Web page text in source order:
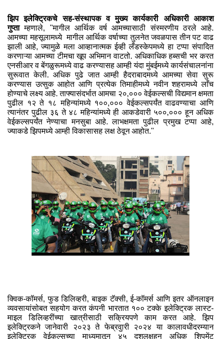
झिप इलेक्ट्रिकचे सह-संस्‍थापक व मुख्‍य कार्यकारी अधिकारी आकाश
गुप्‍ताम्‍हणाले, ''मागील आर्थिक वर्ष आमच्‍यासाठी संस्‍मरणीय ठरले आहे.
आमच्‍या महसूलामध्‍ये मागील आर्थिक वर्षाच्‍या तुलनेत जवळपास तीन पट वाढ
झाली आहे, ज्‍यामुळे मला आव्‍हानात्‍मक ईव्‍ही लँडस्‍केपमध्‍ये हा टप्‍पा संपादित
करणाऱ्या आमच्‍या टीमचा खूप अभिमान वाटतो. अधिकाधिक हब्‍सची भर करत
एनसीआर व बेंगळुरूमध्‍ये वाढ करण्‍यासह आम्‍ही यंदा मुंबईमध्‍ये कार्यसंचालनांना
सुरूवात केली. अधिक पुढे जात आम्‍ही हैदराबादमध्‍ये आमच्‍या सेवा सुरू
करण्‍यास उत्‍सुक आहोत आणि प्रत्‍येक तिमाहीमध्‍ये नवीन शहरामध्‍ये लाँच
होण्‍याचे लक्ष्‍य आहे. ताफ्यासंदर्भात आमचा २०,००० वेईकल्‍सची विद्यमान क्षमता
पुढील १२ ते १८ महिन्‍यांमध्‍ये १००,००० वेईकल्‍सपर्यंत वाढवण्‍याचा आणि
त्‍यानंतर पुढील ३६ ते ४८ महिन्‍यांमध्‍ये ही आकडेवारी ५००,००० हून अधिक
वेईकल्‍सपर्यंत नेण्‍याचा मनसुबा आहे. लाभक्षमता पुढील प्रमुख टप्‍पा आहे,
ज्‍याकडे झिपमध्‍ये आम्‍ही विकासासह लक्ष ठेवून आहोत.''
क्विक-कॉमर्स, फुड डिलिव्‍हरी, बाइक टॅक्‍सी, ई-कॉमर्स आणि इतर ऑनलाइन
व्‍यवसायांसोबत सहयोग करत कंपनी भारतात १०० टक्‍के इलेक्ट्रिक लास्‍ट-
माइल डिलिव्‍हरींच्‍या खात्रीसाठी सक्रियपणे काम करत आहे. झिप
इलेक्ट्रिकने जानेवारी २०२३ ते फेब्रवुारी २०२४ या कालावधीदरम्‍यान
इलेक्ट्रिक वेईकल्‍सच्‍या माध्‍यमातून ४५ दशलक्षहून अधिक शिपमेंट